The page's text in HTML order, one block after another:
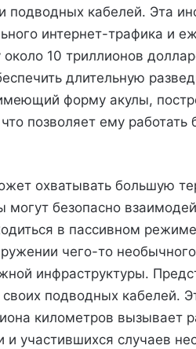
кабелей. Эта
интернет-трафика и
10 триллионов
длительную
форму акулы,
позволяет ему работать
охватывать большую
безопасно
в пассивном
чего-то
инфраструктуры.
подводных кабелей.
километров вызывает
и участившихся случаев